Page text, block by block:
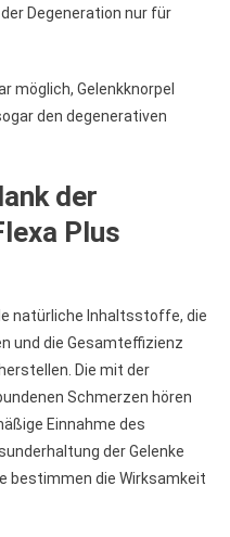
Degeneration nur für
möglich, Gelenkknorpel
den degenerativen
der
Plus
natürliche Inhaltsstoffe, die
und die Gesamteffizienz
Die mit der
Schmerzen hören
Einnahme des
der Gelenke
bestimmen die Wirksamkeit